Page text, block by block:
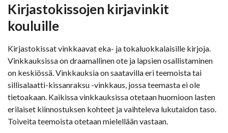
Kirjastokissojen kirjavinkit
kouluille
Kirjastokissat vinkkaavat eka- ja tokaluokkalaisille kirjoja.
Vinkkauksissa on draamallinen ote ja lapsien osallistaminen
on keskiössä. Vinkkauksia on saatavilla eri teemoista tai
sillisalaatti-kissanraksu -vinkkaus, jossa teemasta ei ole
tietoakaan. Kaikissa vinkkauksissa otetaan huomioon lasten
erilaiset kiinnostuksen kohteet ja vaihteleva lukutaidon taso.
Toiveita teemoista otetaan mielellään vastaan.